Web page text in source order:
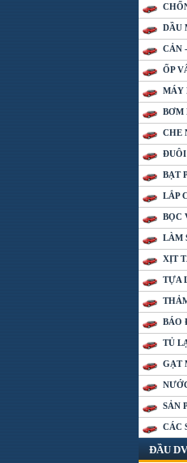
DẦU
CẢN
ỐP
MÁY
BƠM
CHE
ĐUÔI
BẠT
LẮP
BỌC
LÀM
XỊT
TỰA
BÁO
TỦ
GẠT
SẢN
CÁC
ĐẦU